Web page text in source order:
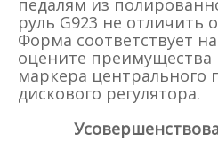
руль G923 не отличить
Форма соответствует
оцените преимущества
маркера центрального
дискового регулятора.